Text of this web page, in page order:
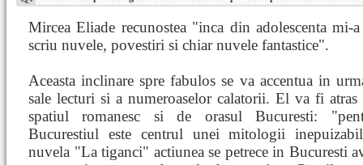
Mircea Eliade recunostea "inca din adolescenta mi-
scriu nuvele, povestiri si chiar nuvele fantastice".
Aceasta inclinare spre fabulos se va accentua in
sale lecturi si a numeroaselor calatorii. El va fi atras
spatiul romanesc si de orasul Bucuresti:
Bucurestiul este centrul unei mitologii
nuvela "La tiganci" actiunea se petrece in Bucuresti